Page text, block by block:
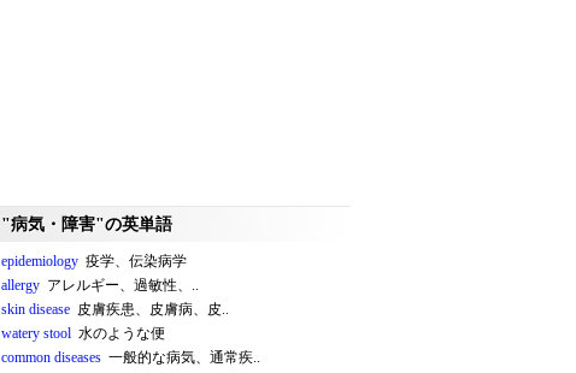
"病気・障害"の英単語
epidemiology 疫学、伝染病学
allergy アレルギー、過敏性、..
skin disease 皮膚疾患、皮膚病、皮..
watery stool 水のような便
common diseases 一般的な病気、通常疾..